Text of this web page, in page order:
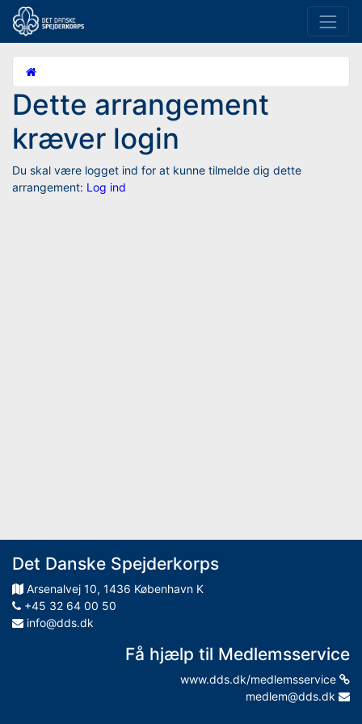
Dette arrangement
kræver login
Du skal være logget ind for at kunne tilmelde dig dette
arrangement: Log ind
Det Danske Spejderkorps
Arsenalvej 10, 1436 København K
+45 32 64 00 50
info@dds.dk
Få hjælp til Medlemsservice
www.dds.dk/medlemsservice
medlem@dds.dk